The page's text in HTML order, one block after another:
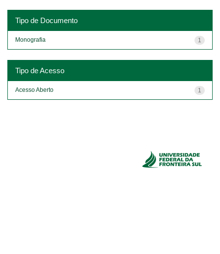
Tipo de Documento
1
Monografia
Tipo de Acesso
1
Acesso Aberto